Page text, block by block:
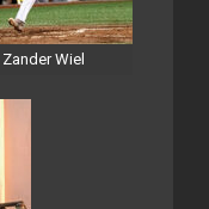
Zander Wiel